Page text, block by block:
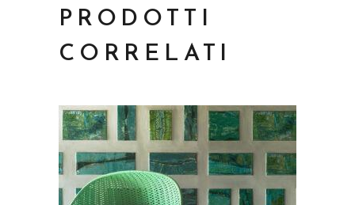
PRODOTTI
CORRELATI